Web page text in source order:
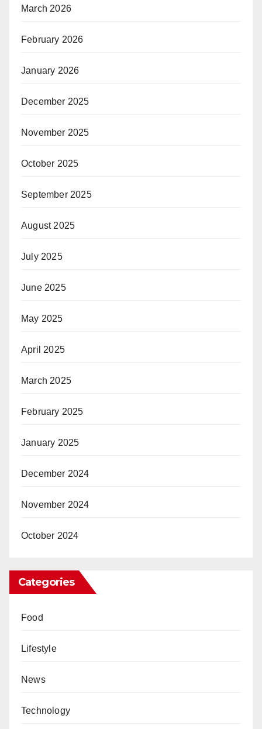
March 2026
February 2026
January 2026
December 2025
November 2025
October 2025
September 2025
August 2025
July 2025
June 2025
May 2025
April 2025
March 2025
February 2025
January 2025
December 2024
November 2024
October 2024
Categories
Food
Lifestyle
News
Technology